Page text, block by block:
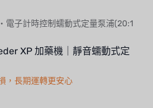
電子計時控制蠕動式定量泵浦(20:1
XP 加藥機｜靜音蠕動式定
，長期運轉更安心